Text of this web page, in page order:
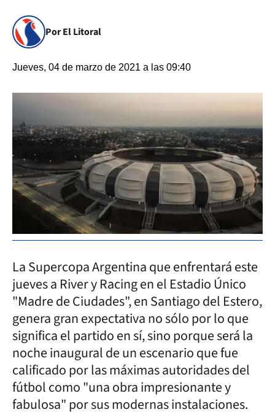
Por El Litoral
Jueves, 04 de marzo de 2021 a las 09:40
La Supercopa Argentina que enfrentará este
jueves a River y Racing en el Estadio Único
"Madre de Ciudades", en Santiago del Estero,
genera gran expectativa no sólo por lo que
significa el partido en sí, sino porque será la
noche inaugural de un escenario que fue
calificado por las máximas autoridades del
fútbol como "una obra impresionante y
fabulosa" por sus modernas instalaciones.